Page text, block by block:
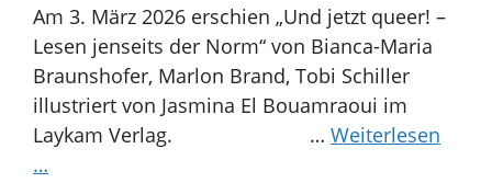
Am 3. März 2026 erschien „Und jetzt queer! –
Lesen jenseits der Norm“ von Bianca-Maria
Braunshofer, Marlon Brand, Tobi Schiller
illustriert von Jasmina El Bouamraoui im
Laykam Verlag. … Weiterlesen
…